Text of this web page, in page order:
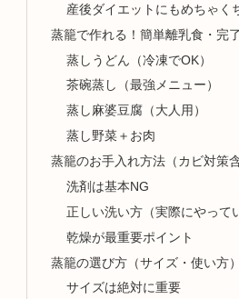
産後ダイエットにもめちゃく
蒸籠で作れる！簡単離乳食・完
蒸しうどん（冷凍でOK）
茶碗蒸し（最強メニュー）
蒸し麻婆豆腐（大人用）
蒸し野菜＋お肉
蒸籠のお手入れ方法（カビ対策
洗剤は基本NG
正しい洗い方（実際にやって
乾燥が最重要ポイント
蒸籠の選び方（サイズ・使い方）
サイズは絶対に重要